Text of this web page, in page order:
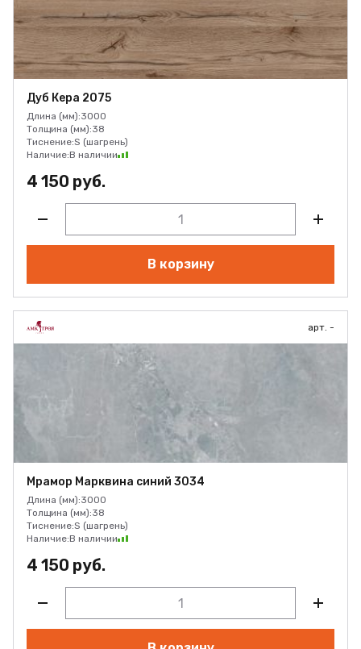
Дуб Кера 2075
Длина (мм):3000
Толщина (мм):38
Тиснение:S (шагрень)
Наличие:В наличии
4 150 руб.
В корзину
арт. -
Мрамор Марквина синий 3034
Длина (мм):3000
Толщина (мм):38
Тиснение:S (шагрень)
Наличие:В наличии
4 150 руб.